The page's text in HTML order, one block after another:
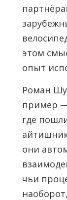
этом
опыт
Роман
пример
где
они
чьи